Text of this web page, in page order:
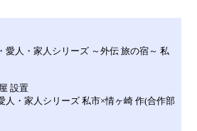
愛人・家人シリーズ ～外伝 旅の宿～ 私
設置
人・家人シリーズ 私市×情ヶ崎 作(合作部